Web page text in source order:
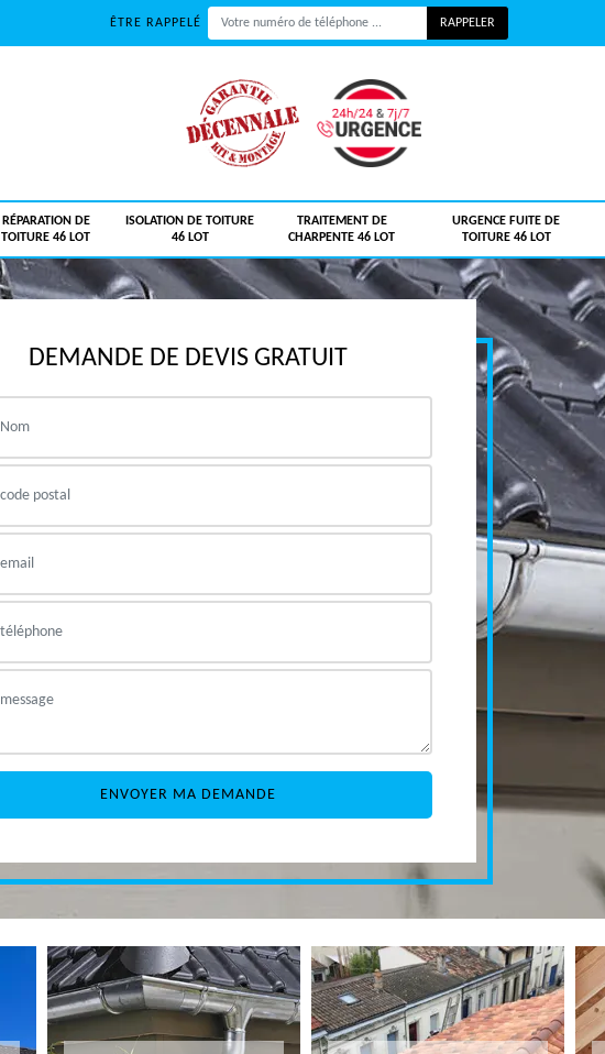
ÊTRE RAPPELÉ
RÉPARATION DE
TOITURE 46 LOT
ISOLATION DE TOITURE
46 LOT
TRAITEMENT DE
CHARPENTE 46 LOT
URGENCE FUITE DE
TOITURE 46 LOT
DEMANDE DE DEVIS GRATUIT